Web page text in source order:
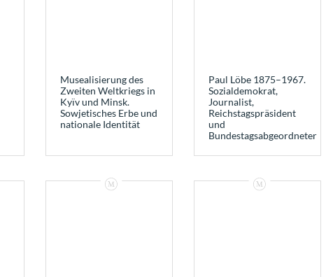
Musealisierung des
Zweiten Weltkriegs in
Kyïv und Minsk.
Sowjetisches Erbe und
nationale Identität
Paul Löbe 1875–1967.
Sozialdemokrat,
Journalist,
Reichstagspräsident
und
Bundestagsabgeordneter